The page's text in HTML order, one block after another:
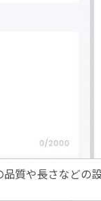
質や長さなどの